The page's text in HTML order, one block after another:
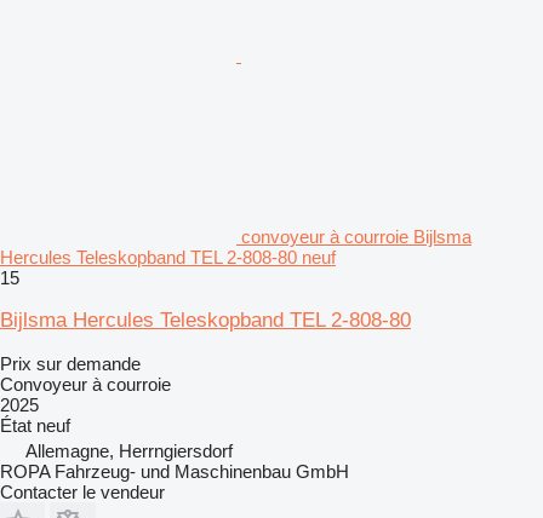
convoyeur à courroie Bijlsma
Hercules Teleskopband TEL 2-808-80 neuf
15
Bijlsma Hercules Teleskopband TEL 2-808-80
Prix sur demande
Convoyeur à courroie
2025
État neuf
Allemagne, Herrngiersdorf
ROPA Fahrzeug- und Maschinenbau GmbH
Contacter le vendeur